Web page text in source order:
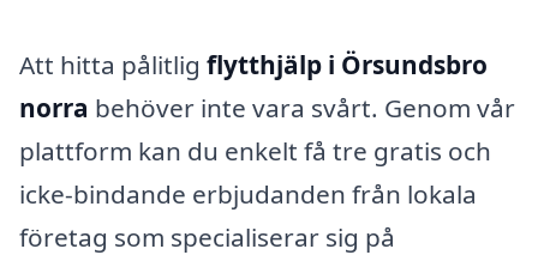
Att hitta pålitlig flytthjälp i Örsundsbro
norra behöver inte vara svårt. Genom vår
plattform kan du enkelt få tre gratis och
icke-bindande erbjudanden från lokala
företag som specialiserar sig på